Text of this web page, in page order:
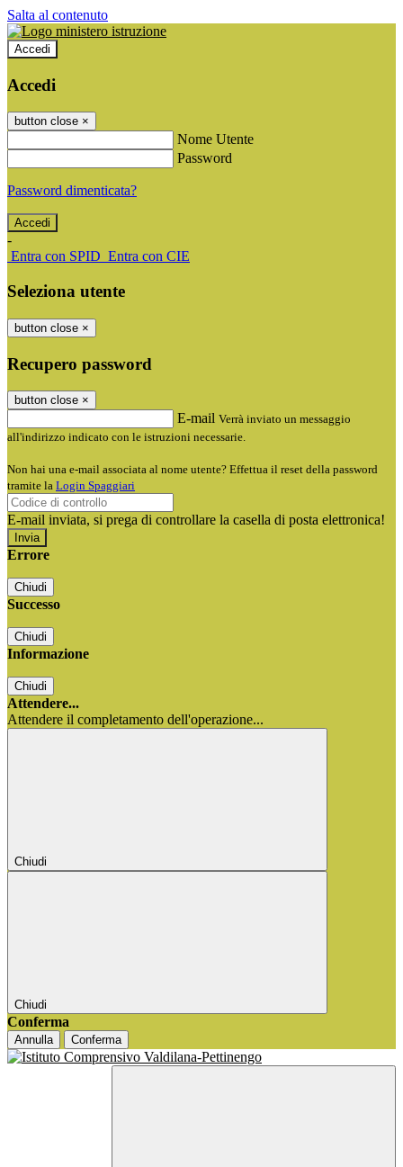
Salta al contenuto
Accedi
Accedi
button close ×
Nome Utente
Password
Password dimenticata?
-
Entra con SPID Entra con CIE
Seleziona utente
button close ×
Recupero password
button close ×
E-mail Verrà inviato un messaggio
all'indirizzo indicato con le istruzioni necessarie.
Non hai una e-mail associata al nome utente? Effettua il reset della password
tramite la Login Spaggiari
E-mail inviata, si prega di controllare la casella di posta elettronica!
Errore
Chiudi
Successo
Chiudi
Informazione
Chiudi
Attendere...
Attendere il completamento dell'operazione...
Chiudi
Chiudi
Conferma
Annulla Conferma